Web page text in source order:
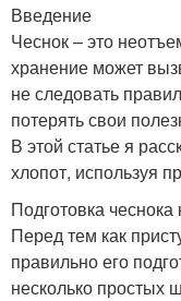
Введение
Чеснок – это
хранение может
не следовать
потерять свои
В этой статье я
хлопот, используя
Подготовка
Перед тем как
правильно его
несколько простых